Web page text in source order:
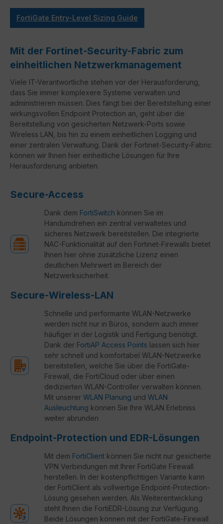
FortiGate Entry-Level Sizing Guide
Mit der Fortinet-Security-Fabric zum
einheitlichen Netzwerkmanagement
Viele IT-Verantwortliche stehen vor der Herausforderung,
dass Sie immer komplexere Systeme verwalten und
administrieren müssen. Dies fängt bei der Bereitstellung einer
wirkungsvollen Endpoint Protection an, geht über die
Bereitstellung von gesicherten Netzwerk-Ports sowie
Wireless LAN, bis hin zu einem einheitlichen Logging und
einer zentralen Verwaltung. Dank der Fortinet-Security-Fabric
können wir Ihnen hier einheitliche Lösungen für Ihre
Herausforderung anbieten.
Secure-Access
Dank dem FortiSwitch können Sie im
Handumdrehen ein zentral verwaltetes und
sicheres Netzwerk bereitstellen. Die integrierte
NAC-Funktionalität auf den Fortinet-Firewalls bietet
Ihnen hier ohne zusätzliche Lizenz einen
deutlichen Mehrwert im Bereich der
Netzwerksicherheit.
Secure-Wireless-LAN
Schnelle und performante WLAN-Netzwerke
werden nicht nur in Büros, sondern auch immer
häufiger in der Logistik und Fertigung benötigt.
Dank der FortiAP Access Points lassen sich hier
sehr schnell und komfortabel WLAN-Netzwerke
bereitstellen, welche Sie über die FortiGate-
Firewall, die FortiCloud oder über einen
dedizierten WLAN-Controller verwalten können.
Mit unserer WLAN Planung und WLAN
Ausleuchtung können Sie Ihre WLAN Erlebniss
weiter abrunden
Endpoint-Protection und EDR-Lösungen
Mit dem FortiClient können Sie nicht nur gesicherte
VPN Verbindungen mit Ihrer FortiGate Firewall
herstellen. In der kostenpflichtigen Variante kann
der FortiClient als vollwertige Endpoint-Protection-
Lösung gesehen werden. Als Weiterentwicklung
steht Ihnen die FortiEDR-Lösung zur Verfügung.
Beide Lösungen können mit der FortiGate-Firewall